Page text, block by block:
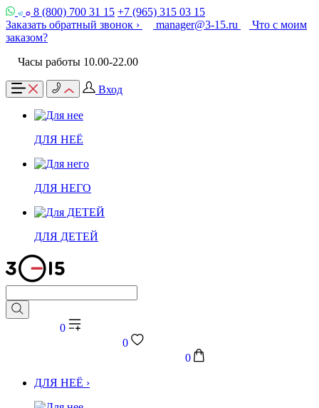
8 (800) 700 31 15 +7 (965) 315 03 15
Заказать обратный звонок ›
manager@3-15.ru
Что с моим
заказом?
Часы работы 10.00-22.00
Вход
ДЛЯ НЕЁ
ДЛЯ НЕГО
ДЛЯ ДЕТЕЙ
0
0
0
ДЛЯ НЕЁ ›